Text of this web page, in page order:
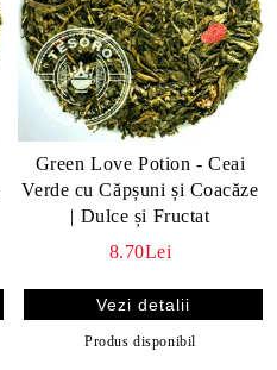
Green Love Potion - Ceai
Verde cu Căpșuni și Coacăze
| Dulce și Fructat
8.70Lei
Vezi detalii
Produs disponibil